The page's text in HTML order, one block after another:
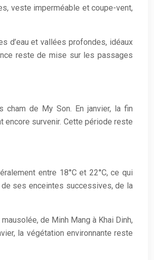
veste imperméable et coupe-vent,
d’eau et vallées profondes, idéaux
reste de mise sur les passages
cham de My Son. En janvier, la fin
survenir. Cette période reste
entre 18°C et 22°C, ce qui
ses enceintes successives, de la
de Minh Mang à Khai Dinh,
la végétation environnante reste